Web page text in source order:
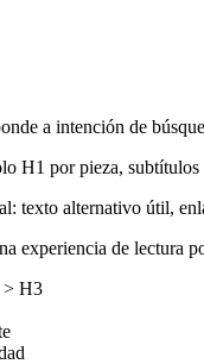
a intención de
H1 por pieza,
texto alternativo útil,
experiencia de lectura
> H3